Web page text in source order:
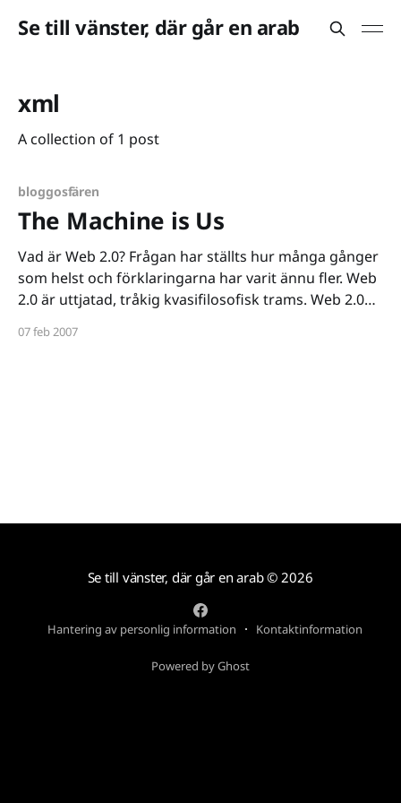
Se till vänster, där går en arab
xml
A collection of 1 post
bloggosfären
The Machine is Us
Vad är Web 2.0? Frågan har ställts hur många gånger
som helst och förklaringarna har varit ännu fler. Web
2.0 är uttjatad, tråkig kvasifilosofisk trams. Web 2.0
mer tydligt än i filmklippet nedan. Filmen fick Alice att
07 feb 2007
Se till vänster, där går en arab© 2026
Hantering av personlig information Kontaktinformation
Powered by Ghost